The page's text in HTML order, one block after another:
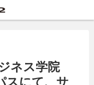
ネス学院
スにて、サ